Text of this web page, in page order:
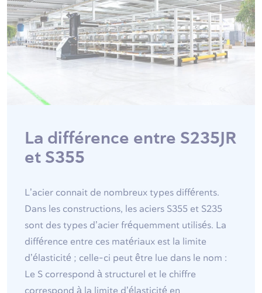
La différence entre S235JR
et S355
L’acier connait de nombreux types différents.
Dans les constructions, les aciers S355 et S235
sont des types d’acier fréquemment utilisés. La
différence entre ces matériaux est la limite
d’élasticité ; celle-ci peut être lue dans le nom :
Le S correspond à structurel et le chiffre
correspond à la limite d’élasticité en